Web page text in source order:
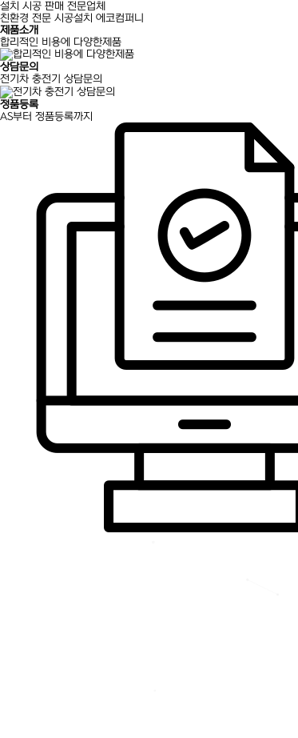
설치 시공 판매 전문업체
친환경 전문 시공설치 에코컴퍼니
제품소개
합리적인 비용에 다양한제품
상담문의
전기차 충전기 상담문의
정품등록
AS부터 정품등록까지